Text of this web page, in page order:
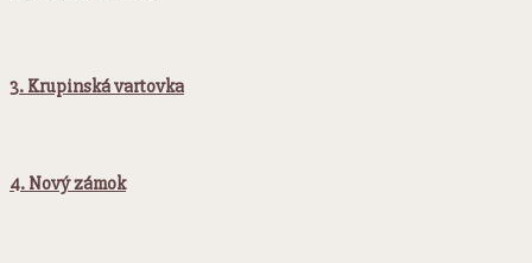
3. Krupinská vartovka
4. Nový zámok